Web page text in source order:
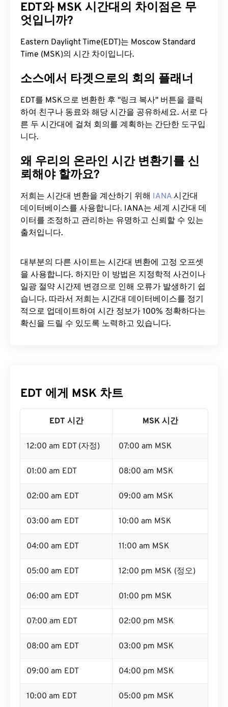
EDT와 MSK 시간대의 차이점은 무
엇입니까?
Eastern Daylight Time(EDT)는 Moscow Standard
Time (MSK)의 시간 차이입니다.
소스에서 타겟으로의 회의 플래너
EDT를 MSK으로 변환한 후 "링크 복사" 버튼을 클릭
하여 친구나 동료와 해당 시간을 공유하세요. 서로 다
른 두 시간대에 걸쳐 회의를 계획하는 간단한 도구입
니다.
왜 우리의 온라인 시간 변환기를 신
뢰해야 할까요?
저희는 시간대 변환을 계산하기 위해 IANA 시간대
데이터베이스를 사용합니다. IANA는 세계 시간대 데
이터를 조정하고 관리하는 유명하고 신뢰할 수 있는
출처입니다.
대부분의 다른 사이트는 시간대 변환에 ​​고정 오프셋
을 사용합니다. 하지만 이 방법은 지정학적 사건이나
일광 절약 시간제 변경으로 인해 오류가 발생하기 쉽
습니다. 따라서 저희는 시간대 데이터베이스를 정기
적으로 업데이트하여 시간 정보가 100% 정확하다는
확신을 드릴 수 있도록 노력하고 있습니다.
EDT 에게 MSK 차트
EDT 시간 MSK 시간
12:00 am EDT (자정) 07:00 am MSK
01:00 am EDT 08:00 am MSK
02:00 am EDT 09:00 am MSK
03:00 am EDT 10:00 am MSK
04:00 am EDT 11:00 am MSK
05:00 am EDT 12:00 pm MSK (정오)
06:00 am EDT 01:00 pm MSK
07:00 am EDT 02:00 pm MSK
08:00 am EDT 03:00 pm MSK
09:00 am EDT 04:00 pm MSK
10:00 am EDT 05:00 pm MSK